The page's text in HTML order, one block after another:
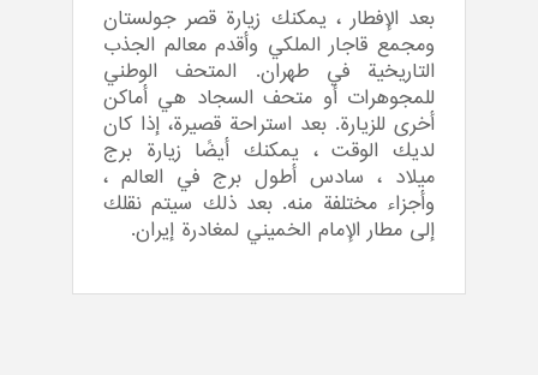
بعد الإفطار ، يمكنك زيارة قصر جولستان
ومجمع قاجار الملكي وأقدم معالم الجذب
التاريخية في طهران. المتحف الوطني
للمجوهرات أو متحف السجاد هي أماكن
أخرى للزيارة. بعد استراحة قصيرة، إذا كان
لديك الوقت ، يمكنك أيضًا زيارة برج
ميلاد ، سادس أطول برج في العالم ،
وأجزاء مختلفة منه. بعد ذلك سيتم نقلك
إلى مطار الإمام الخميني لمغادرة إيران.